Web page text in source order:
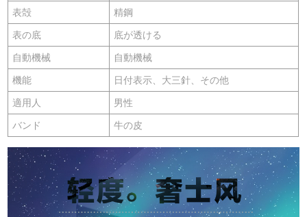
表殻 精鋼
表の底 底が透ける
自動機械 自動機械
機能 日付表示、大三針、その他
適用人 男性
バンド 牛の皮